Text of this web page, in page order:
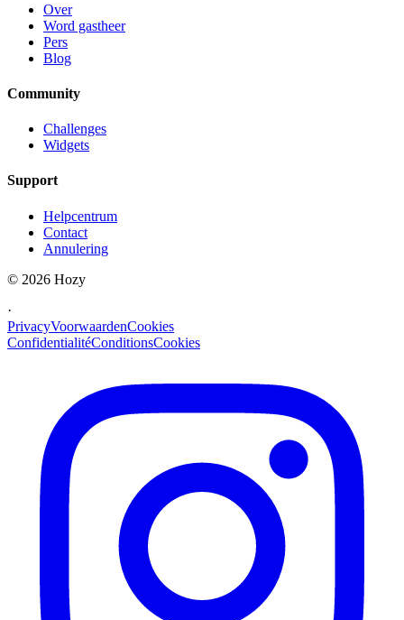
Over
Word gastheer
Pers
Blog
Community
Challenges
Widgets
Support
Helpcentrum
Contact
Annulering
© 2026 Hozy
·
PrivacyVoorwaardenCookies
ConfidentialitéConditionsCookies